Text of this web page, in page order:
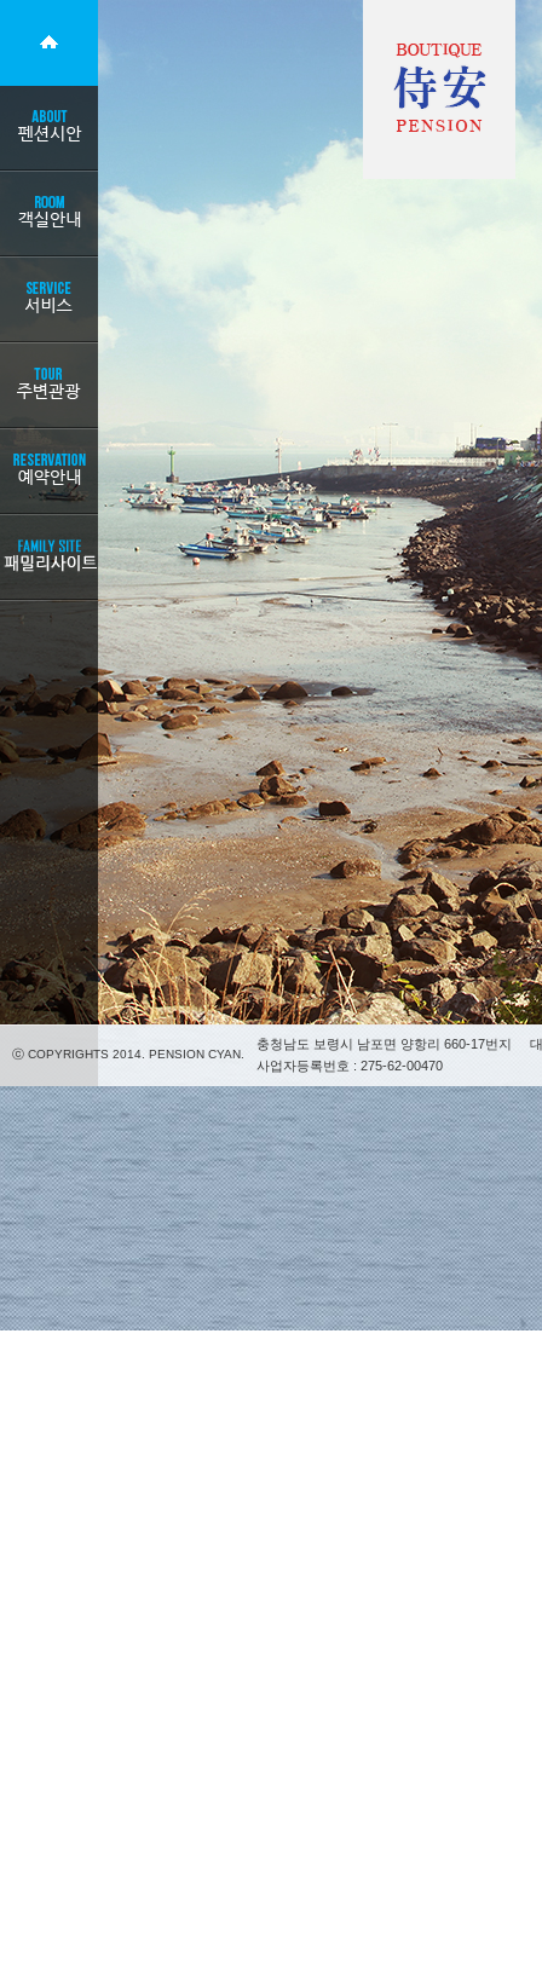
ⓒ COPYRIGHTS 2014. PENSION CYAN.
충청남도 보령시 남포면 양항리 660-17번지
사업자등록번호 : 275-62-00470